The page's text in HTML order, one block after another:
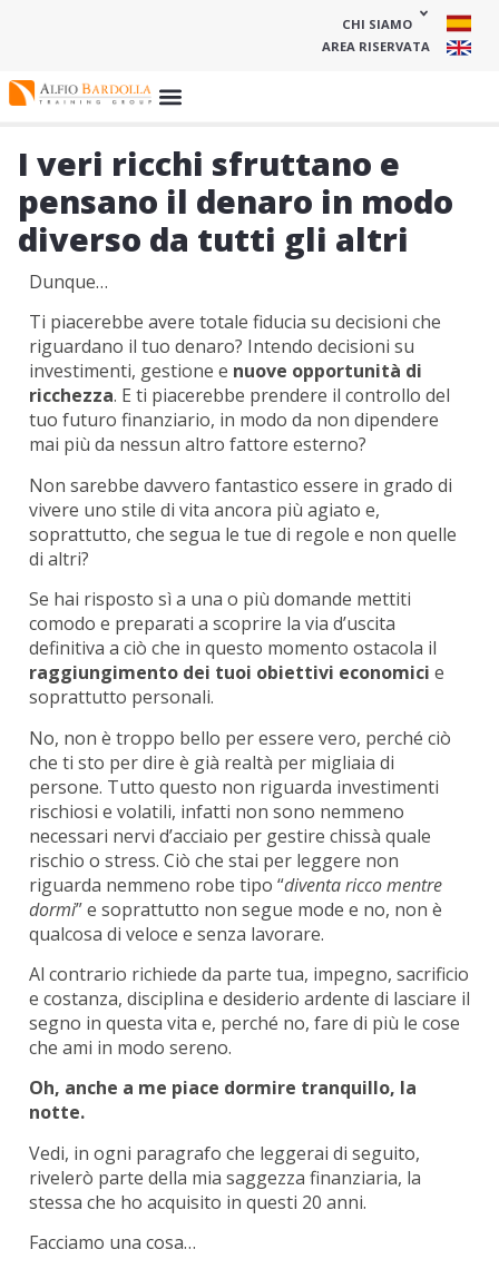
CHI SIAMO
AREA RISERVATA
I veri ricchi sfruttano e
pensano il denaro in modo
diverso da tutti gli altri
Dunque…
Ti piacerebbe avere totale fiducia su decisioni che
riguardano il tuo denaro? Intendo decisioni su
investimenti, gestione e nuove opportunità di
ricchezza. E ti piacerebbe prendere il controllo del
tuo futuro finanziario, in modo da non dipendere
mai più da nessun altro fattore esterno?
Non sarebbe davvero fantastico essere in grado di
vivere uno stile di vita ancora più agiato e,
soprattutto, che segua le tue di regole e non quelle
di altri?
Se hai risposto sì a una o più domande mettiti
comodo e preparati a scoprire la via d’uscita
definitiva a ciò che in questo momento ostacola il
raggiungimento dei tuoi obiettivi economici e
soprattutto personali.
No, non è troppo bello per essere vero, perché ciò
che ti sto per dire è già realtà per migliaia di
persone. Tutto questo non riguarda investimenti
rischiosi e volatili, infatti non sono nemmeno
necessari nervi d’acciaio per gestire chissà quale
rischio o stress. Ciò che stai per leggere non
riguarda nemmeno robe tipo “diventa ricco mentre
dormi” e soprattutto non segue mode e no, non è
qualcosa di veloce e senza lavorare.
Al contrario richiede da parte tua, impegno, sacrificio
e costanza, disciplina e desiderio ardente di lasciare il
segno in questa vita e, perché no, fare di più le cose
che ami in modo sereno.
Oh, anche a me piace dormire tranquillo, la
notte.
Vedi, in ogni paragrafo che leggerai di seguito,
rivelerò parte della mia saggezza finanziaria, la
stessa che ho acquisito in questi 20 anni.
Facciamo una cosa…